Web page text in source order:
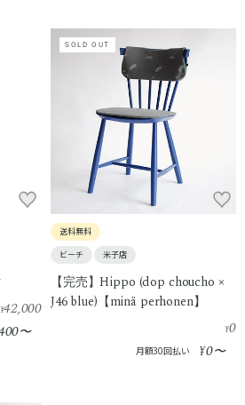
¥42,000
〜
SOLD OUT
送料無料
ビーチ
米子店
【完売】Hippo (dop choucho ×
J46 blue)【minä perhonen】
¥0
月額30回払い ¥0〜